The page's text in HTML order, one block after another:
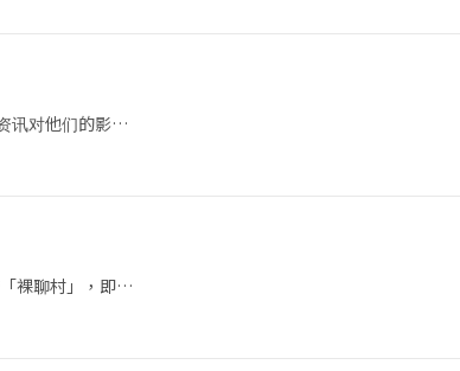
讯对他们的影…
裸聊村」，即…